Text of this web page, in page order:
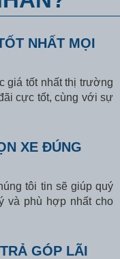
NHẤT MỌI
giá tốt nhất thị trường
cực tốt, cùng với sự
XE ĐÚNG
tôi tin sẽ giúp quý
và phù hợp nhất cho
GÓP LÃI